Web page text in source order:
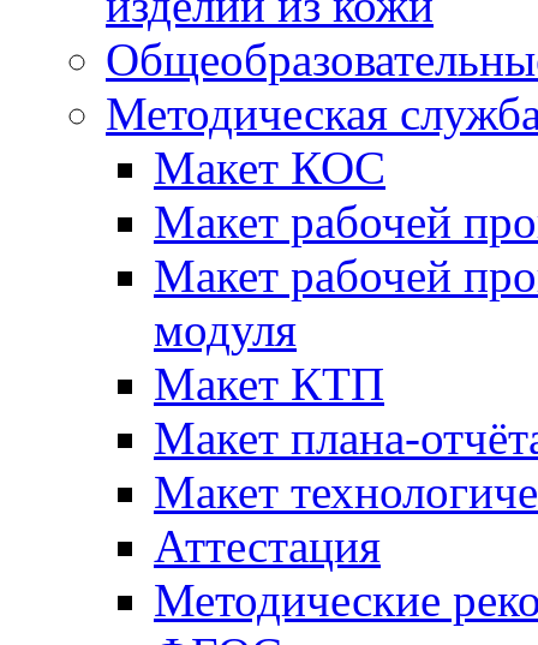
Методическая
Макет КОС
Макет рабочей
Макет рабочей
модуля
Макет КТП
Макет плана-
Макет
Аттестация
Методические